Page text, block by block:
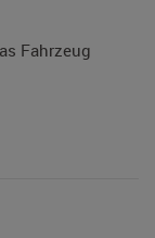
Fahrzeug